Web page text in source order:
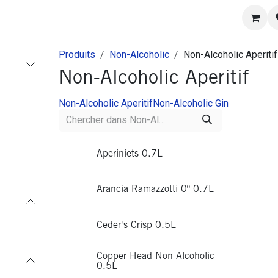
Produits Non-Alcoholic Non-Alcoholic Aperitif
Non-Alcoholic Aperitif
Non-Alcoholic AperitifNon-Alcoholic Gin
Aperiniets 0.7L
Arancia Ramazzotti 0º 0.7L
Ceder's Crisp 0.5L
Copper Head Non Alcoholic
0.5L